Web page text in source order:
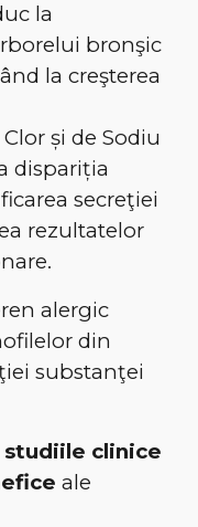
la
bronşic
la creşterea
și de Sodiu
dispariția
secreţiei
rezultatelor
alergic
din
substanţei
studiile clinice
ale